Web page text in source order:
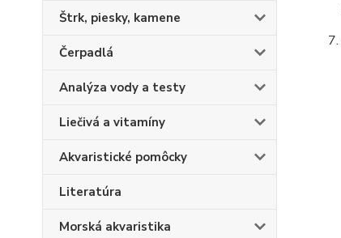
Štrk, piesky, kamene
Čerpadlá
Analýza vody a testy
Liečivá a vitamíny
Akvaristické pomôcky
Literatúra
Morská akvaristika